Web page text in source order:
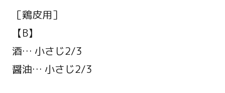
［鶏皮用］
【B】
酒… 小さじ2/3
醤油… 小さじ2/3